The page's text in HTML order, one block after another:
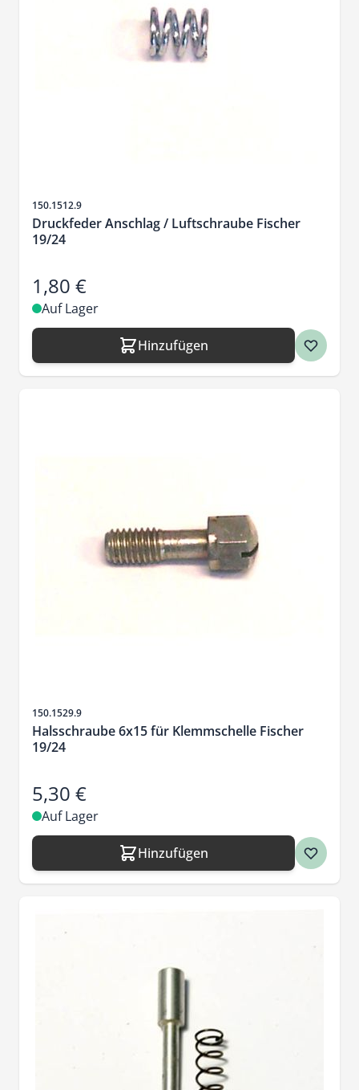
Artikelnr.
150.1512.9
Druckfeder Anschlag / Luftschraube Fischer
19/24
1,80 €
Auf Lager
Hinzufügen
Artikelnr.
150.1529.9
Halsschraube 6x15 für Klemmschelle Fischer
19/24
5,30 €
Auf Lager
Hinzufügen